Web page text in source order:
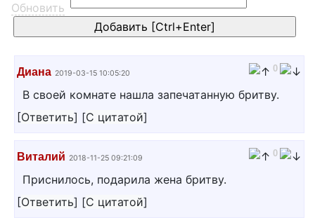
Обновить
Диана 2019-03-15 10:05:20 0
В своей комнате нашла запечатанную бритву.
[Ответить] [С цитатой]
Виталий 2018-11-25 09:21:09 0
Приснилось, подарила жена бритву.
[Ответить] [С цитатой]